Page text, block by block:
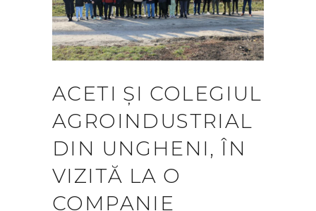
ACETI ȘI COLEGIUL
AGROINDUSTRIAL
DIN UNGHENI, ÎN
VIZITĂ LA O
COMPANIE